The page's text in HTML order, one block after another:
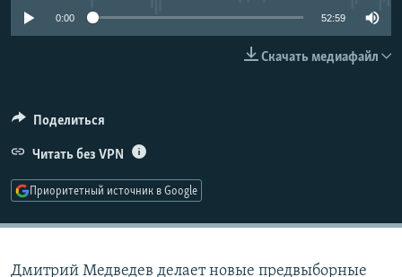
РАСПИСАНИЕ ВЕЩАНИЯ
0:00 52:59
Скачать медиафайл
Поделиться
Читать без VPN
Приоритетный источник в Google
Дмитрий Медведев делает новые предвыборные